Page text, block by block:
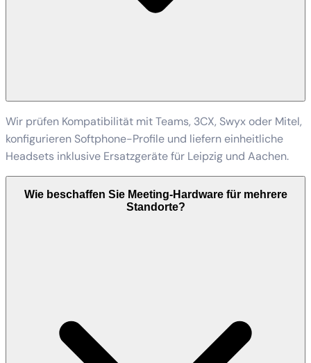
Wir prüfen Kompatibilität mit Teams, 3CX, Swyx oder Mitel,
konfigurieren Softphone-Profile und liefern einheitliche
Headsets inklusive Ersatzgeräte für Leipzig und Aachen.
Wie beschaffen Sie Meeting-Hardware für mehrere
Standorte?